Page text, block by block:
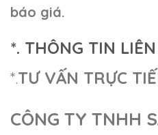
báo giá.
*. THÔNG TIN
*.TƯ VẤN TRỰC
CÔNG TY TNHH